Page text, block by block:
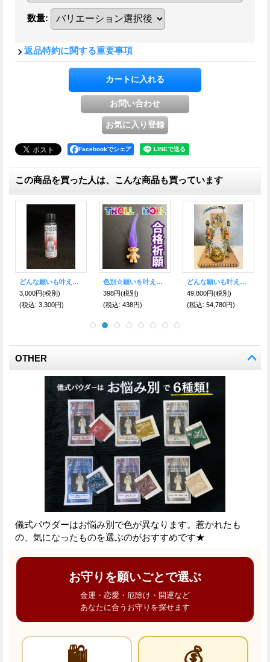
数量:
返品特約に関する重要事項
Facebookでシェア
この商品を買った人は、こんな商品も買っています
どんな願いも叶えるといわれる！サンタ・ムエルテ☆ゴージャス！ジルコニアネックレスBK
12,000円(税別)
(税込: 13,200円)
どんな願いも叶えるといわれる奇跡の聖人！サンタ・ムエルテ像 EXサイズ BLACK
48,800円(税別)
(税込: 53,680円)
どんな願いも叶えるといわれる！サンタ・ムエルテ★ゴージャスネックレス CIRCLE
10,000円(税別)
(税込: 11,000円)
OTHER
儀式パウダーはお悩み別で色が異なります。惹かれたも
の、気になったものを選ぶのがおすすめです★
お守りを願いごとで選ぶ
金運・恋愛・厄除け・開運など
あなたに合うお守りを探せます
🛍️ 💰